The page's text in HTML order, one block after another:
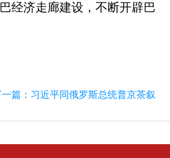
经济走廊建设，不断开辟巴
篇： 习近平同俄罗斯总统普京茶叙